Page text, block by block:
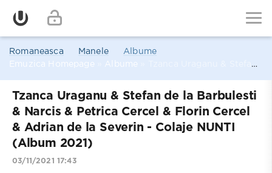
Romaneasca Manele
Albume
Emuzica Homepage
Albume
Tzanca Uraganu & Stefan de la Barbulesti
& Narcis & Petrica Cercel & Florin Cercel
& Adrian de la Severin - Colaje NUNTI
(Album 2021)
03/11/2021 17:43